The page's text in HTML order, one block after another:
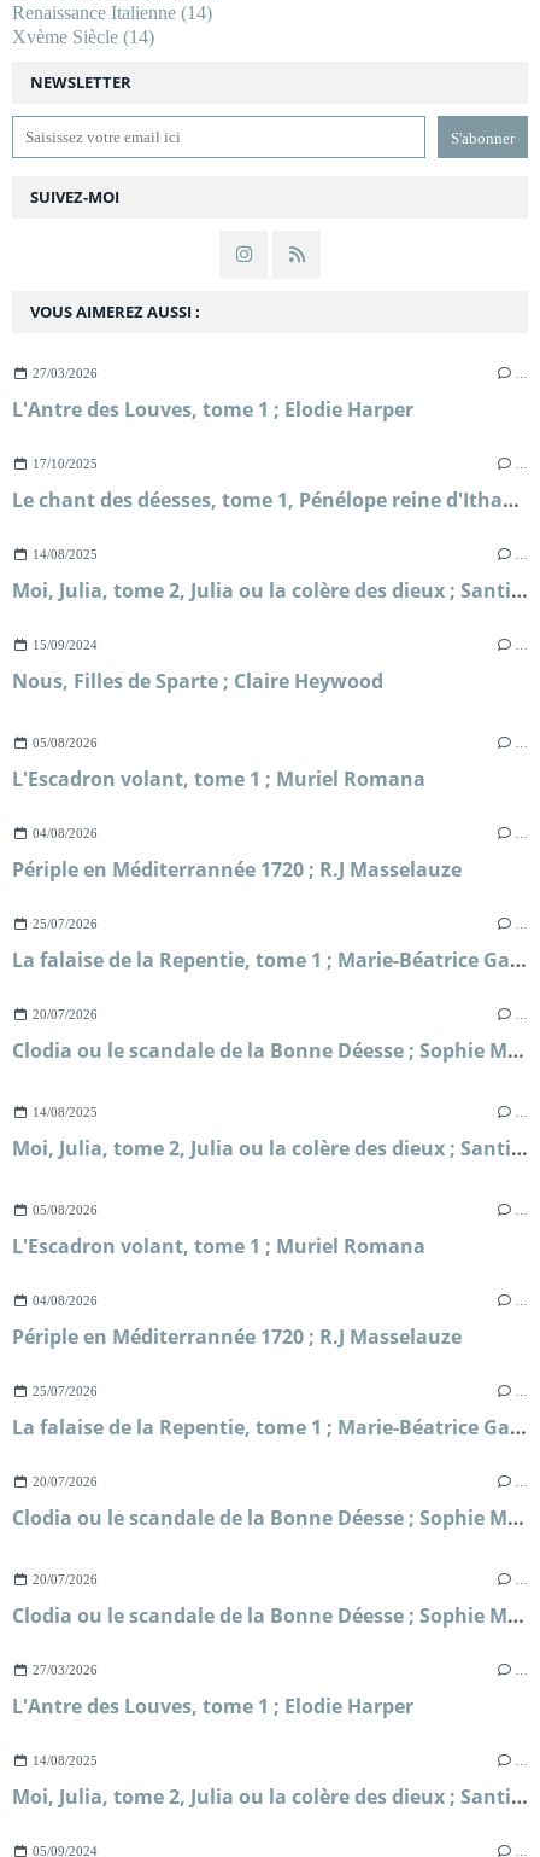
NEWSLETTER
SUIVEZ-MOI
VOUS AIMEREZ AUSSI :
27/03/2026
L'Antre des Louves, tome 1 ; Elodie Harper
17/10/2025
Le chant des déesses, tome 1, Pénélope reine d'Ithaque ; Claire North
14/08/2025
Moi, Julia, tome 2, Julia ou la colère des dieux ; Santiago Posteguillo
15/09/2024
Nous, Filles de Sparte ; Claire Heywood
05/08/2026
L'Escadron volant, tome 1 ; Muriel Romana
04/08/2026
Périple en Méditerrannée 1720 ; R.J Masselauze
25/07/2026
La falaise de la Repentie, tome 1 ; Marie-Béatrice Gauvin
20/07/2026
Clodia ou le scandale de la Bonne Déesse ; Sophie Malick-Prunier
14/08/2025
Moi, Julia, tome 2, Julia ou la colère des dieux ; Santiago Posteguillo
05/08/2026
L'Escadron volant, tome 1 ; Muriel Romana
04/08/2026
Périple en Méditerrannée 1720 ; R.J Masselauze
25/07/2026
La falaise de la Repentie, tome 1 ; Marie-Béatrice Gauvin
20/07/2026
Clodia ou le scandale de la Bonne Déesse ; Sophie Malick-Prunier
20/07/2026
Clodia ou le scandale de la Bonne Déesse ; Sophie Malick-Prunier
27/03/2026
L'Antre des Louves, tome 1 ; Elodie Harper
14/08/2025
Moi, Julia, tome 2, Julia ou la colère des dieux ; Santiago Posteguillo
05/09/2024
Renaissance Italienne (14)
Xvème Siècle (14)